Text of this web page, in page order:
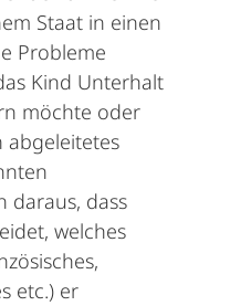
Staat in einen
Probleme
Kind Unterhalt
möchte oder
abgeleitetes
daraus, dass
welches
etc.) er